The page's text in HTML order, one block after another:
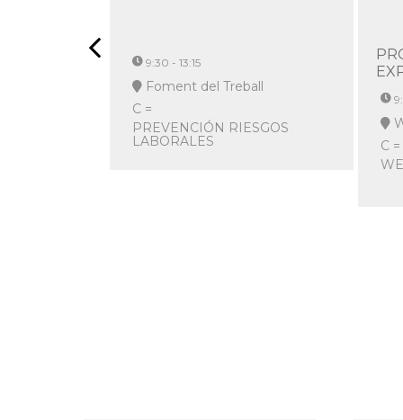
9:30 - 13:15
Foment del Treball
C =
PREVENCIÓN RIESGOS
LABORALES
C =